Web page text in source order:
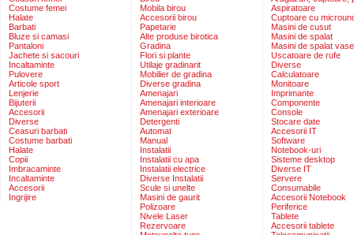
Costume femei
Halate
Barbati
Bluze si camasi
Pantaloni
Jachete si sacouri
Incaltaminte
Pulovere
Articole sport
Lenjerie
Bijuterii
Accesorii
Diverse
Ceasuri barbati
Costume barbati
Halate
Copii
Imbracaminte
Incaltaminte
Accesorii
Ingrijire
Mobila birou
Accesorii birou
Papetarie
Alte produse birotica
Gradina
Flori si plante
Utilaje gradinarit
Mobilier de gradina
Diverse gradina
Amenajari
Amenajari interioare
Amenajari exterioare
Detergenti
Automat
Manual
Instalatii
Instalatii cu apa
Instalatii electrice
Diverse Instalatii
Scule si unelte
Masini de gaurit
Polizoare
Nivele Laser
Rezervoare
Aspiratoare
Cuptoare cu
Masini de cusut
Masini de spalat
Masini de spalat vase
Uscatoare de rufe
Diverse
Calculatoare
Monitoare
Imprimante
Componente
Console
Stocare date
Accesorii IT
Software
Notebook-uri
Sisteme desktop
Diverse IT
Servere
Consumabile
Accesorii Notebook
Periferice
Tablete
Accesorii tablete